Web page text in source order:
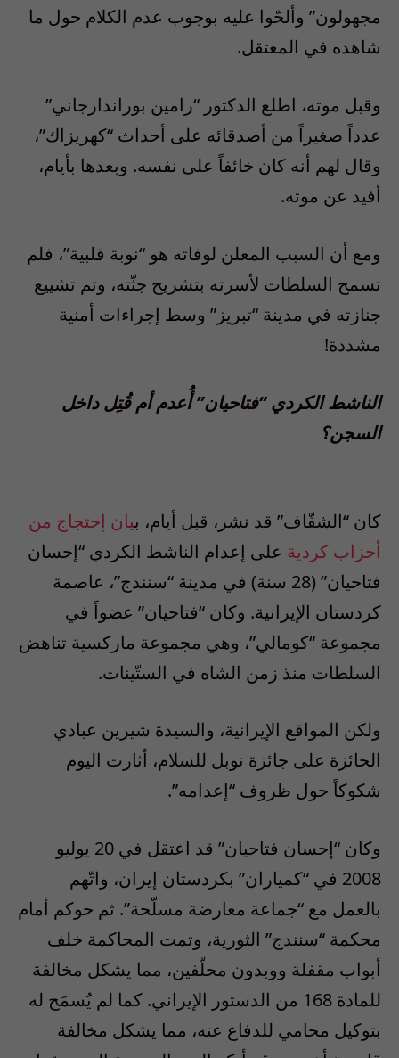
مجهولون” وألحّوا عليه بوجوب عدم الكلام حول ما
شاهده في المعتقل.
وقبل موته، اطلع الدكتور “رامين بوراندارجاني”
عدداً صغيراً من أصدقائه على أحداث “كهريزاك”،
وقال لهم أنه كان خائفاً على نفسه. وبعدها بأيام،
أفيد عن موته.
ومع أن السبب المعلن لوفاته هو “نوبة قلبية”، فلم
تسمح السلطات لأسرته بتشريح جثّته، وتم تشييع
جنازته في مدينة “تبريز” وسط إجراءات أمنية
مشددة!
الناشط الكردي “فتاحيان” أُعدم أم قُتِل داخل
السجن؟
كان “الشفّاف” قد نشر، قبل أيام، بيان إحتجاج من
أحزاب كردية على إعدام الناشط الكردي “إحسان
فتاحيان” (28 سنة) في مدينة “سنندج”، عاصمة
كردستان الإيرانية. وكان “فتاحيان” عضواً في
مجموعة “كومالي”، وهي مجموعة ماركسية تناهض
السلطات منذ زمن الشاه في الستّينات.
ولكن المواقع الإيرانية، والسيدة شيرين عبادي
الحائزة على جائزة نوبل للسلام، أثارت اليوم
شكوكاً حول ظروف “إعدامه”.
وكان “إحسان فتاحيان” قد اعتقل في 20 يوليو
2008 في “كمياران” بكردستان إيران، واتّهم
بالعمل مع “جماعة معارضة مسلّحة”. ثم حوكم أمام
محكمة “سنندج” الثورية، وتمت المحاكمة خلف
أبواب مقفلة ووبدون محلّفين، مما يشكل مخالفة
للمادة 168 من الدستور الإيراني. كما لم يُسمَح له
بتوكيل محامي للدفاع عنه، مما يشكل مخالفة